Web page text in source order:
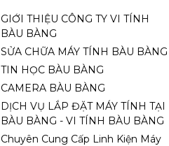
GIỚI THIỆU CÔNG TY VI TÍNH
BÀU BÀNG
SỬA CHỮA MÁY TÍNH BÀU BÀNG
TIN HỌC BÀU BÀNG
CAMERA BÀU BÀNG
DỊCH VỤ LẮP ĐẶT MÁY TÍNH TẠI
BÀU BÀNG - VI TÍNH BÀU BÀNG
Chuyên Cung Cấp Linh Kiện Máy